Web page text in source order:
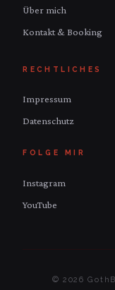
Über mich
Kontakt & Booking
RECHTLICHES
Impressum
Datenschutz
FOLGE MIR
Instagram
YouTube
© 2026